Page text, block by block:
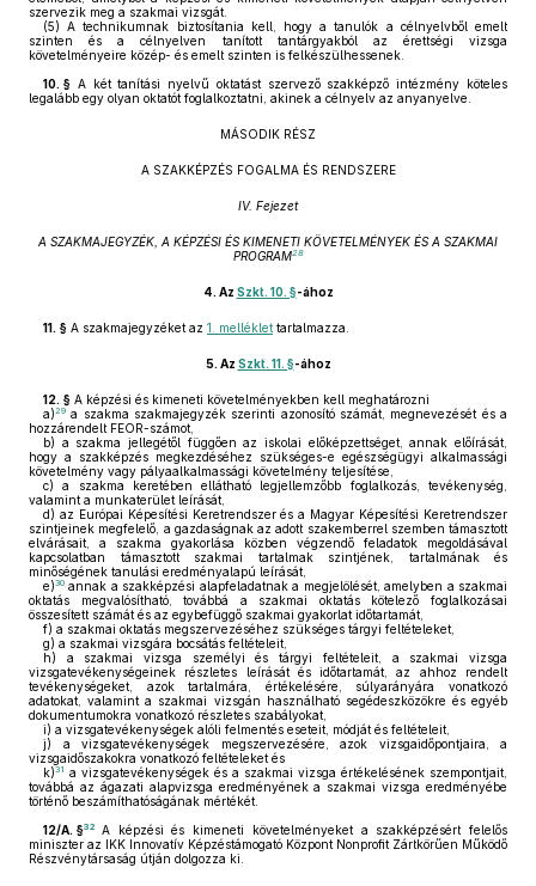
szervezik meg a szakmai vizsgát.
(5) A technikumnak biztosítania kell, hogy a tanulók a célnyelvből emelt
szinten és a célnyelven tanított tantárgyakból az érettségi vizsga
követelményeire közép- és emelt szinten is felkészülhessenek.
10. § A két tanítási nyelvű oktatást szervező szakképző intézmény köteles
legalább egy olyan oktatót foglalkoztatni, akinek a célnyelv az anyanyelve.
MÁSODIK RÉSZ
A SZAKKÉPZÉS FOGALMA ÉS RENDSZERE
IV. Fejezet
A SZAKMAJEGYZÉK, A KÉPZÉSI ÉS KIMENETI KÖVETELMÉNYEK ÉS A SZAKMAI
PROGRAM28
4. Az Szkt. 10. §-ához
11. § A szakmajegyzéket az 1. melléklet tartalmazza.
5. Az Szkt. 11. §-ához
12. § A képzési és kimeneti követelményekben kell meghatározni
a)29 a szakma szakmajegyzék szerinti azonosító számát, megnevezését és a
hozzárendelt FEOR-számot,
b) a szakma jellegétől függően az iskolai előképzettséget, annak előírását,
hogy a szakképzés megkezdéséhez szükséges-e egészségügyi alkalmassági
követelmény vagy pályaalkalmassági követelmény teljesítése,
c) a szakma keretében ellátható legjellemzőbb foglalkozás, tevékenység,
valamint a munkaterület leírását,
d) az Európai Képesítési Keretrendszer és a Magyar Képesítési Keretrendszer
szintjeinek megfelelő, a gazdaságnak az adott szakemberrel szemben támasztott
elvárásait, a szakma gyakorlása közben végzendő feladatok megoldásával
kapcsolatban támasztott szakmai tartalmak szintjének, tartalmának és
minőségének tanulási eredményalapú leírását,
e)30 annak a szakképzési alapfeladatnak a megjelölését, amelyben a szakmai
oktatás megvalósítható, továbbá a szakmai oktatás kötelező foglalkozásai
összesített számát és az egybefüggő szakmai gyakorlat időtartamát,
f) a szakmai oktatás megszervezéséhez szükséges tárgyi feltételeket,
g) a szakmai vizsgára bocsátás feltételeit,
h) a szakmai vizsga személyi és tárgyi feltételeit, a szakmai vizsga
vizsgatevékenységeinek részletes leírását és időtartamát, az ahhoz rendelt
tevékenységeket, azok tartalmára, értékelésére, súlyarányára vonatkozó
adatokat, valamint a szakmai vizsgán használható segédeszközökre és egyéb
dokumentumokra vonatkozó részletes szabályokat,
i) a vizsgatevékenységek alóli felmentés eseteit, módját és feltételeit,
j) a vizsgatevékenységek megszervezésére, azok vizsgaidőpontjaira, a
vizsgaidőszakokra vonatkozó feltételeket és
k)31 a vizsgatevékenységek és a szakmai vizsga értékelésének szempontjait,
továbbá az ágazati alapvizsga eredményének a szakmai vizsga eredményébe
történő beszámíthatóságának mértékét.
12/A. §32
A képzési és kimeneti követelményeket a szakképzésért felelős
miniszter az IKK Innovatív Képzéstámogató Központ Nonprofit Zártkörűen Működő
Részvénytársaság útján dolgozza ki.